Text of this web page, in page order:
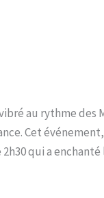
au rythme des
Cet
qui a